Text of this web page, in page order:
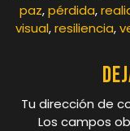
paz,pérdida,
visual,resiliencia,
Tu dirección de
Los campos